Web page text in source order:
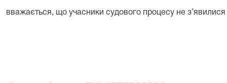
вважається, що учасники судового процесу не